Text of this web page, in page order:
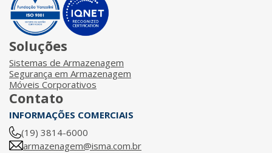
Soluções
Sistemas de Armazenagem
Segurança em Armazenagem
Móveis Corporativos
Contato
INFORMAÇÕES COMERCIAIS
(19) 3814-6000
armazenagem@isma.com.br